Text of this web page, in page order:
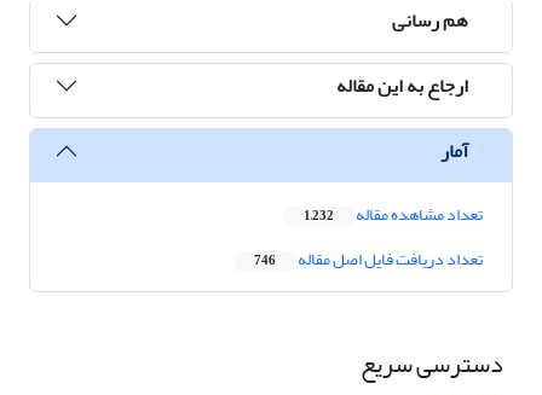
هم رسانی
ارجاع به این مقاله
آمار
تعداد مشاهده مقاله 1,232
تعداد دریافت فایل اصل مقاله 746
دسترسی سریع